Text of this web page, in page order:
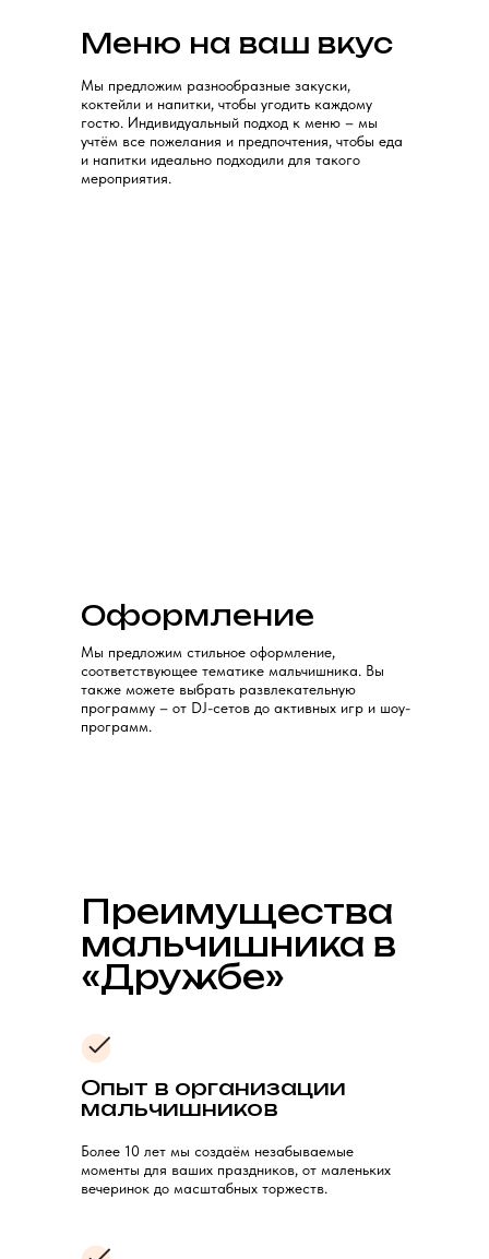
Оформление
Мы предложим стильное оформление,
соответствующее тематике мальчишника. Вы
также можете выбрать развлекательную
программу – от DJ-сетов до активных игр и шоу-
программ.
Меню на ваш вкус
Мы предложим разнообразные закуски,
коктейли и напитки, чтобы угодить каждому
гостю. Индивидуальный подход к меню – мы
учтём все пожелания и предпочтения, чтобы еда
и напитки идеально подходили для такого
мероприятия.
Преимущества
мальчишника в
«Дружбе»
Опыт в организации
мальчишников
Более 10 лет мы создаём незабываемые
моменты для ваших праздников, от маленьких
вечеринок до масштабных торжеств.
Забронировать праздник